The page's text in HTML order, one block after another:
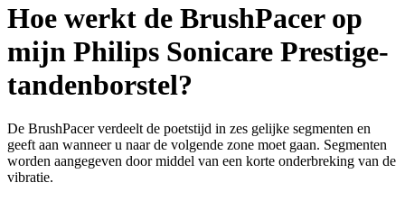
Hoe werkt de BrushPacer op
mijn Philips Sonicare Prestige-
tandenborstel?
De BrushPacer verdeelt de poetstijd in zes gelijke segmenten en
geeft aan wanneer u naar de volgende zone moet gaan. Segmenten
worden aangegeven door middel van een korte onderbreking van de
vibratie.